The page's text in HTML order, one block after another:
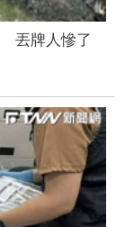
丟牌人慘了